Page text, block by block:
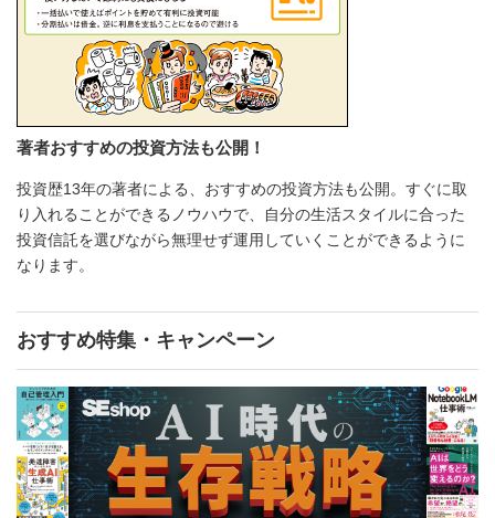
著者おすすめの投資方法も公開！
投資歴13年の著者による、おすすめの投資方法も公開。すぐに取
り入れることができるノウハウで、自分の生活スタイルに合った
投資信託を選びながら無理せず運用していくことができるように
なります。
おすすめ特集・キャンペーン